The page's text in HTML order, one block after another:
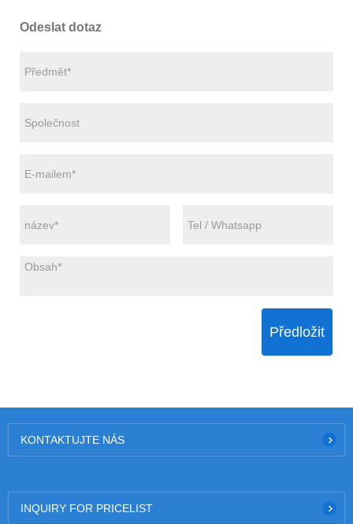
Odeslat dotaz
Předložit
KONTAKTUJTE NÁS
INQUIRY FOR PRICELIST